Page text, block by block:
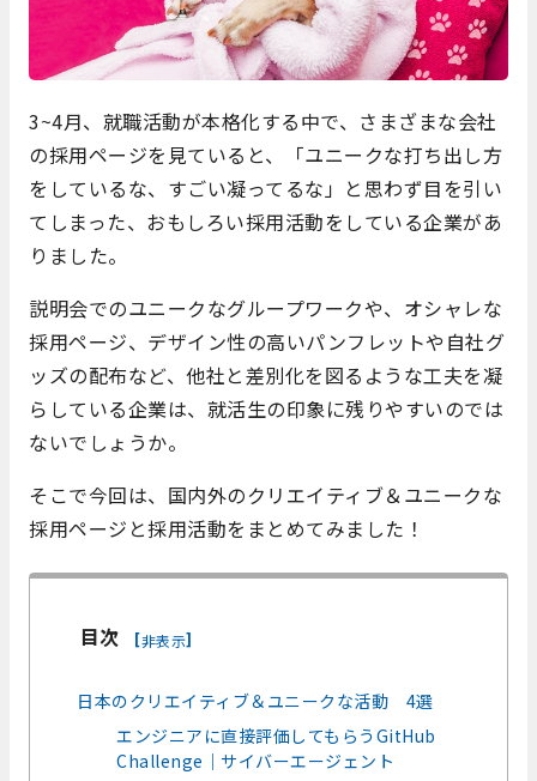
3~4月、就職活動が本格化する中で、さまざまな会社
の採用ページを見ていると、「ユニークな打ち出し方
をしているな、すごい凝ってるな」と思わず目を引い
てしまった、おもしろい採用活動をしている企業があ
りました。
説明会でのユニークなグループワークや、オシャレな
採用ページ、デザイン性の高いパンフレットや自社グ
ッズの配布など、他社と差別化を図るような工夫を凝
らしている企業は、就活生の印象に残りやすいのでは
ないでしょうか。
そこで今回は、国内外のクリエイティブ＆ユニークな
採用ページと採用活動をまとめてみました！
目次 [非表示]
日本のクリエイティブ＆ユニークな活動 4選
エンジニアに直接評価してもらうGitHub
Challenge｜サイバーエージェント